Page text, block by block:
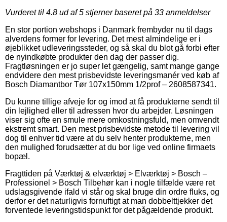
Vurderet til 4.8 ud af 5 stjerner baseret på 33 anmeldelser
En stor portion webshops i Danmark frembyder nu til dags
alverdens former for levering. Det mest almindelige er i
øjeblikket udleveringssteder, og så skal du blot gå forbi efter
de nyindkøbte produkter den dag der passer dig.
Fragtløsningen er jo super let gængelig, samt mange gange
endvidere den mest prisbevidste leveringsmanér ved køb af
Bosch Diamantbor Tør 107x150mm 1/2prof – 2608587341.
Du kunne tillige afveje for og imod at få produkterne sendt til
din lejlighed eller til adressen hvor du arbejder. Løsningen
viser sig ofte en smule mere omkostningsfuld, men omvendt
ekstremt smart. Den mest prisbevidste metode til levering vil
dog til enhver tid være at du selv henter produkterne, men
den mulighed forudsætter at du bor lige ved online firmaets
bopæl.
Fragttiden på Værktøj & elværktøj > Elværktøj > Bosch –
Professionel > Bosch Tilbehør kan i nogle tilfælde være ret
udslagsgivende ifald vi står og skal bruge din ordre fluks, og
derfor er det naturligvis fornuftigt at man dobbelttjekker det
forventede leveringstidspunkt for det pågældende produkt.